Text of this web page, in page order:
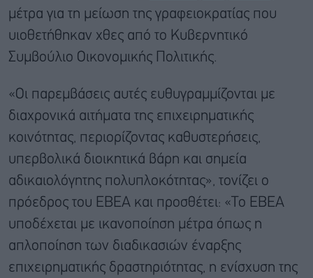
μέτρα για τη μείωση της γραφειοκρατίας που
υιοθετήθηκαν χθες από το Κυβερνητικό
Συμβούλιο Οικονομικής Πολιτικής.
«Οι παρεμβάσεις αυτές ευθυγραμμίζονται με
διαχρονικά αιτήματα της επιχειρηματικής
κοινότητας, περιορίζοντας καθυστερήσεις,
υπερβολικά διοικητικά βάρη και σημεία
αδικαιολόγητης πολυπλοκότητας», τονίζει ο
πρόεδρος του ΕΒΕΑ και προσθέτει: «Το ΕΒΕΑ
υποδέχεται με ικανοποίηση μέτρα όπως η
απλοποίηση των διαδικασιών έναρξης
επιχειρηματικής δραστηριότητας, η ενίσχυση της